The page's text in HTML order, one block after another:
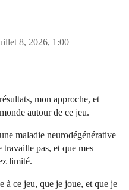
8, 2026, 1:00
mon approche, et
autour de ce jeu.
maladie neurodégénérative
pas, et que mes
limité.
à ce jeu, que je joue, et que je